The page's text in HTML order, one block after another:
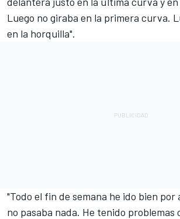
Luego no giraba en la primera curva.
en la horquilla".
"Todo el fin de semana he ido bien por
no pasaba nada. He tenido problemas